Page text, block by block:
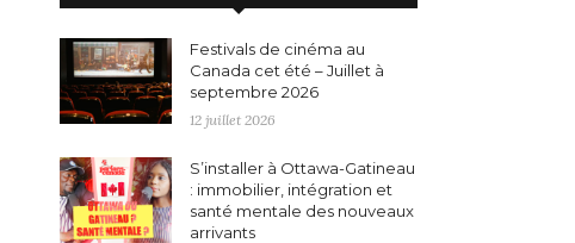
Festivals de cinéma au
Canada cet été – Juillet à
septembre 2026
12 juillet 2026
S’installer à Ottawa-Gatineau
: immobilier, intégration et
santé mentale des nouveaux
arrivants